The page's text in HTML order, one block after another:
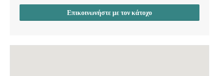
Επικοινωνήστε με τον κάτοχο